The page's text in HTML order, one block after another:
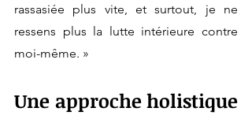
rassasiée plus vite, et surtout, je ne
ressens plus la lutte intérieure contre
moi-même. »
Une approche holistique